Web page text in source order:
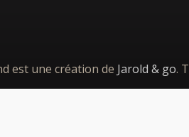
est une création de Jarold & go.